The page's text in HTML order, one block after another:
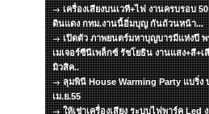
เครื่องเสียงบนเวที+ไฟ งานครบรอบ
ดินแดง กทม.งานนี้อิ่มบุญ กันถ้วนหน้า...
เปิดตัว ภาพยนตร์มหาบุญบารมีแห่งปี
เมเจอร์ซีนีเพล็กซ์ รัชโยธิน งานแสง+สี+
มิวสิค..
ลุมพินี House Warming Party แบริ่ง
เม.ย.55
ให้เช่าเครื่องเสียง ระบบไฟพาร์ค Led